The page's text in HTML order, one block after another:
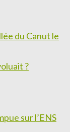
du Canut le
?